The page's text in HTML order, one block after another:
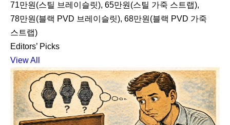
71만원(스틸 브레이슬릿), 65만원(스틸 가죽 스트랩),
78만원(블랙 PVD 브레이슬릿), 68만원(블랙 PVD 가죽
스트랩)
Editors’ Picks
View All